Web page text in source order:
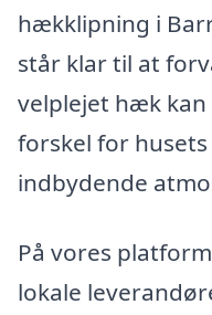
hækklipning i
står klar til at
velplejet hæk
forskel for
indbydende
På vores
lokale